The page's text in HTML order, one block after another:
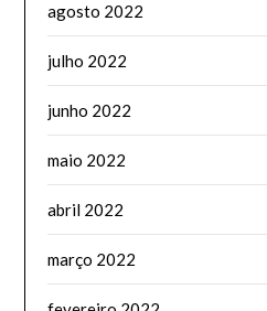
agosto 2022
julho 2022
junho 2022
maio 2022
abril 2022
março 2022